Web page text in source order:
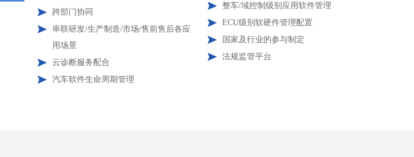
跨部门协同
串联研发/生产制造/市场/售前售后各应
用场景
云诊断服务配合
汽车软件生命周期管理
整车/域控制级别应用软件管理
ECU级别软硬件管理配置
国家及行业的参与制定
法规监管平台